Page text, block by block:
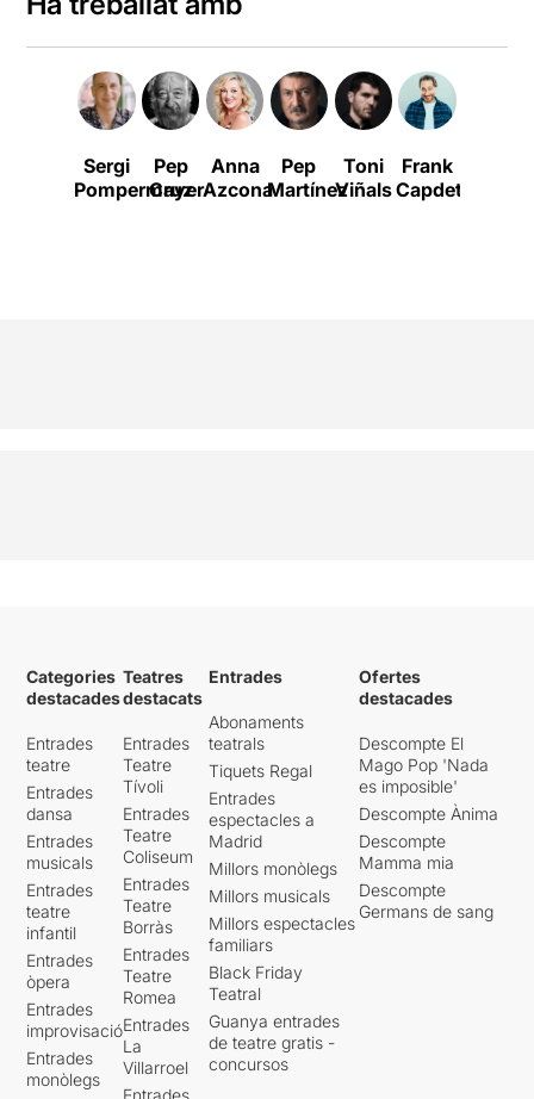
Sergi
Pompermayer
Pep
Cruz
Anna
Azcona
Pep
Martínez
Toni
Viñals
Frank
Capdet
Categories
destacades
Entrades
teatre
Entrades
dansa
Entrades
musicals
Entrades
teatre
infantil
Entrades
òpera
Entrades
improvisació
Entrades
monòlegs
Teatres
destacats
Entrades
Teatre
Tívoli
Entrades
Teatre
Coliseum
Entrades
Teatre
Borràs
Entrades
Teatre
Romea
Entrades
La
Villarroel
Entrades
Entrades
Abonaments
teatrals
Tiquets Regal
Entrades
espectacles a
Madrid
Millors monòlegs
Millors musicals
Millors espectacles
familiars
Black Friday
Teatral
Guanya entrades
de teatre gratis -
concursos
Ofertes
destacades
Descompte El
Mago Pop 'Nada
es imposible'
Descompte Ànima
Descompte
Mamma mia
Descompte
Germans de sang